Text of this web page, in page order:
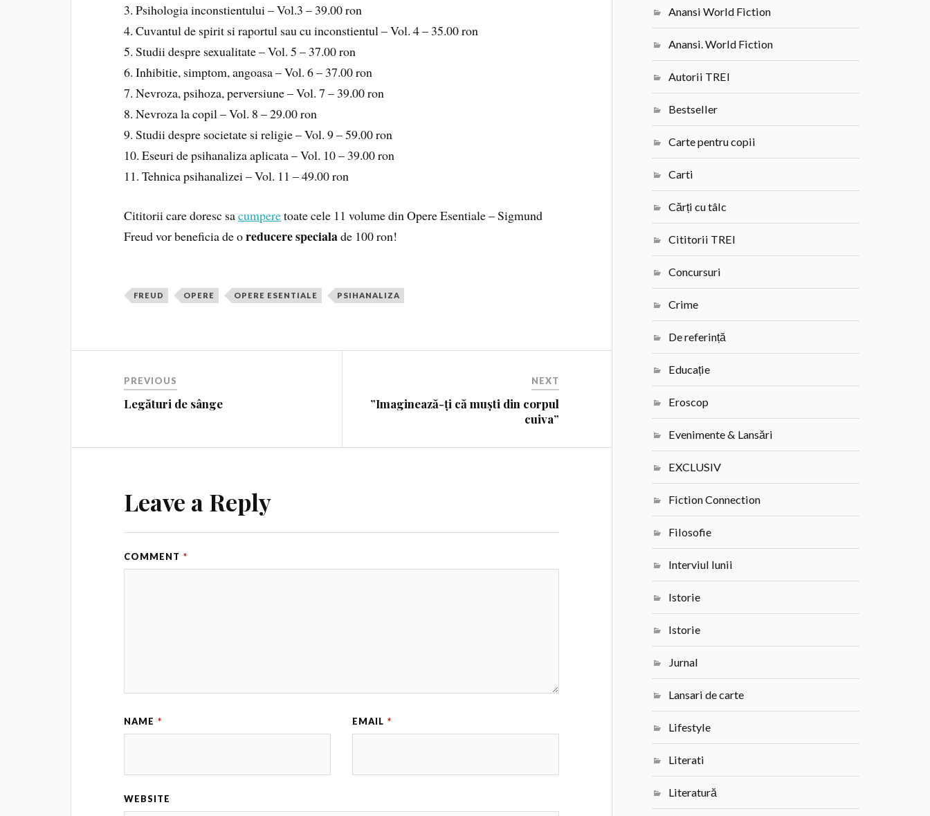
3. Psihologia inconstientului – Vol.3 – 39.00 ron
4. Cuvantul de spirit si raportul sau cu inconstientul – Vol. 4 – 35.00 ron
5. Studii despre sexualitate – Vol. 5 – 37.00 ron
6. Inhibitie, simptom, angoasa – Vol. 6 – 37.00 ron
7. Nevroza, psihoza, perversiune – Vol. 7 – 39.00 ron
8. Nevroza la copil – Vol. 8 – 29.00 ron
9. Studii despre societate si religie – Vol. 9 – 59.00 ron
10. Eseuri de psihanaliza aplicata – Vol. 10 – 39.00 ron
11. Tehnica psihanalizei – Vol. 11 – 49.00 ron
Cititorii care doresc sacumperetoate cele 11 volume din Opere Esentiale – Sigmund
Freud vor beneficia de oreducere specialade 100 ron!
FREUD OPERE OPERE ESENTIALE PSIHANALIZA
PREVIOUS
Legături de sânge
NEXT
”Imaginează-ți că muști din corpul
cuiva”
Leave a Reply
COMMENT *
NAME * EMAIL *
WEBSITE
Anansi World Fiction
Anansi. World Fiction
Autorii TREI
Bestseller
Carte pentru copii
Carti
Cărți cu tâlc
Cititorii TREI
Concursuri
Crime
De referință
Educație
Eroscop
Evenimente & Lansări
EXCLUSIV
Fiction Connection
Filosofie
Interviul lunii
Istorie
Istorie
Jurnal
Lansari de carte
Lifestyle
Literati
Literatură